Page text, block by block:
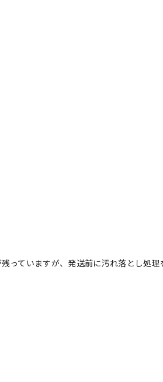
っていますが、発送前に汚れ落とし処理